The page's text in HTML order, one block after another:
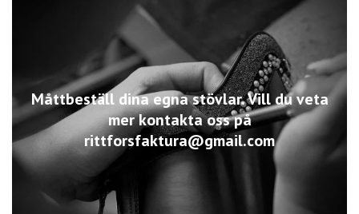
Måttbeställ dina egna stövlar. Vill du veta
mer kontakta oss på
rittforsfaktura@gmail.com